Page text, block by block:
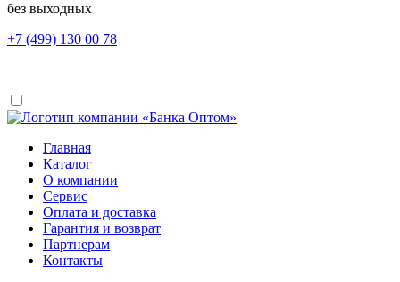
без выходных
+7 (499) 130 00 78
Главная
Каталог
О компании
Сервис
Оплата и доставка
Гарантия и возврат
Партнерам
Контакты